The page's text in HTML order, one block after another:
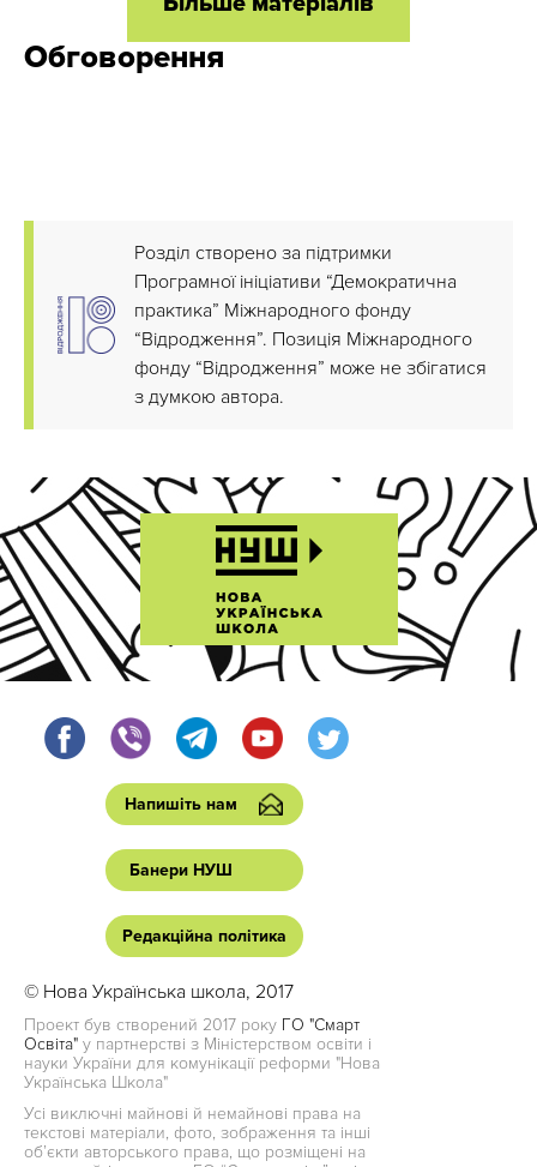
Обговорення
Розділ створено за підтримки
Програмної ініціативи “Демократична
практика” Міжнародного фонду
“Відродження”. Позиція Міжнародного
фонду “Відродження” може не збігатися
з думкою автора.
Напишіть нам
Банери НУШ
Редакційна політика
© Нова Українська школа, 2017
Проект був створений 2017 року ГО "Смарт
Освіта" у партнерстві з Міністерством освіти і
науки України для комунікації реформи "Нова
Українська Школа"
Усі виключні майнові й немайнові права на
текстові матеріали, фото, зображення та інші
об’єкти авторського права, що розміщені на